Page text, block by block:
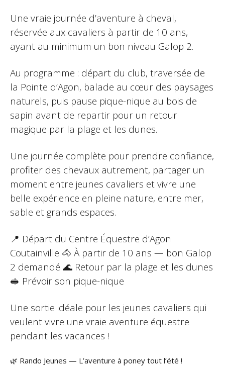
Une vraie journée d’aventure à cheval,
réservée aux cavaliers à partir de 10 ans,
ayant au minimum un bon niveau Galop 2.
Au programme : départ du club, traversée de
la Pointe d’Agon, balade au cœur des paysages
naturels, puis pause pique-nique au bois de
sapin avant de repartir pour un retour
magique par la plage et les dunes.
Une journée complète pour prendre confiance,
profiter des chevaux autrement, partager un
moment entre jeunes cavaliers et vivre une
belle expérience en pleine nature, entre mer,
sable et grands espaces.
📍 Départ du Centre Équestre d’Agon
Coutainville 🐴 À partir de 10 ans — bon Galop
2 demandé 🌊 Retour par la plage et les dunes
🥪 Prévoir son pique-nique
Une sortie idéale pour les jeunes cavaliers qui
veulent vivre une vraie aventure équestre
pendant les vacances !
🌿 Rando Jeunes — L’aventure à poney tout l’été !